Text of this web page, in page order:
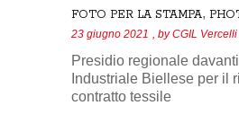
FOTO PER LA STAMPA,
23 giugno 2021 , byCGIL
Presidio regionale
Industriale Biellese per il
contratto tessile